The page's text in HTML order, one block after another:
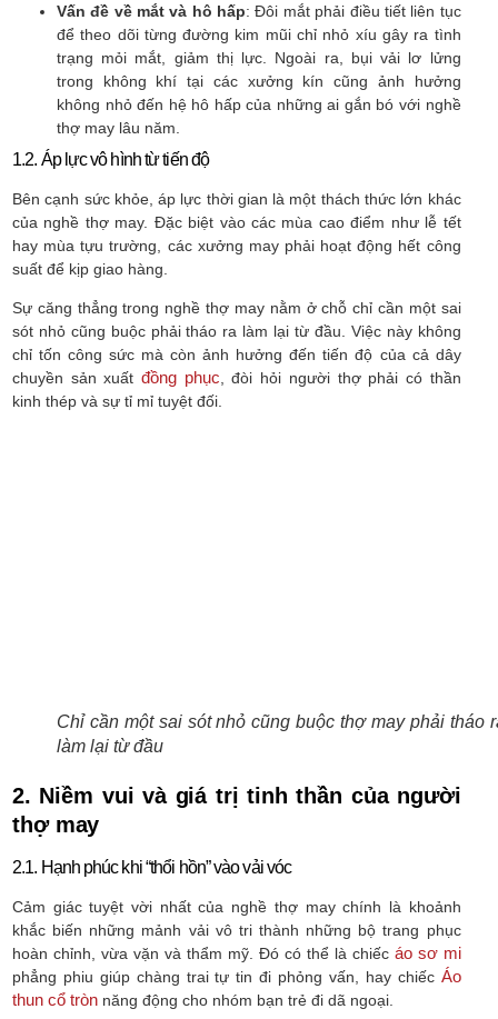
Vấn đề về mắt và hô hấp: Đôi mắt phải điều tiết liên tục
để theo dõi từng đường kim mũi chỉ nhỏ xíu gây ra tình
trạng mỏi mắt, giảm thị lực. Ngoài ra, bụi vải lơ lửng
trong không khí tại các xưởng kín cũng ảnh hưởng
không nhỏ đến hệ hô hấp của những ai gắn bó với nghề
thợ may lâu năm.
1.2. Áp lực vô hình từ tiến độ
Bên cạnh sức khỏe, áp lực thời gian là một thách thức lớn khác
của nghề thợ may. Đặc biệt vào các mùa cao điểm như lễ tết
hay mùa tựu trường, các xưởng may phải hoạt động hết công
suất để kịp giao hàng.
Sự căng thẳng trong nghề thợ may nằm ở chỗ chỉ cần một sai
sót nhỏ cũng buộc phải tháo ra làm lại từ đầu. Việc này không
chỉ tốn công sức mà còn ảnh hưởng đến tiến độ của cả dây
chuyền sản xuấtđồng phục , đòi hỏi người thợ phải có thần
kinh thép và sự tỉ mỉ tuyệt đối.
Chỉ cần một sai sót nhỏ cũng buộc thợ may phải tháo
làm lại từ đầu
2. Niềm vui và giá trị tinh thần của người
thợ may
2.1. Hạnh phúc khi “thổi hồn” vào vải vóc
Cảm giác tuyệt vời nhất của nghề thợ may chính là khoảnh
khắc biến những mảnh vải vô tri thành những bộ trang phục
hoàn chỉnh, vừa vặn và thẩm mỹ. Đó có thể là chiếc áo sơ mi
phẳng phiu giúp chàng trai tự tin đi phỏng vấn, hay chiếc Áo
thun cổ tròn năng động cho nhóm bạn trẻ đi dã ngoại.